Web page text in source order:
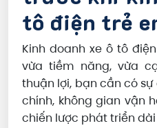
tô điện trẻ
Kinh doanh xe ô tô
vừa tiềm năng, vừa
thuận lợi, bạn cần có
chính, không gian vận
chiến lược phát triển